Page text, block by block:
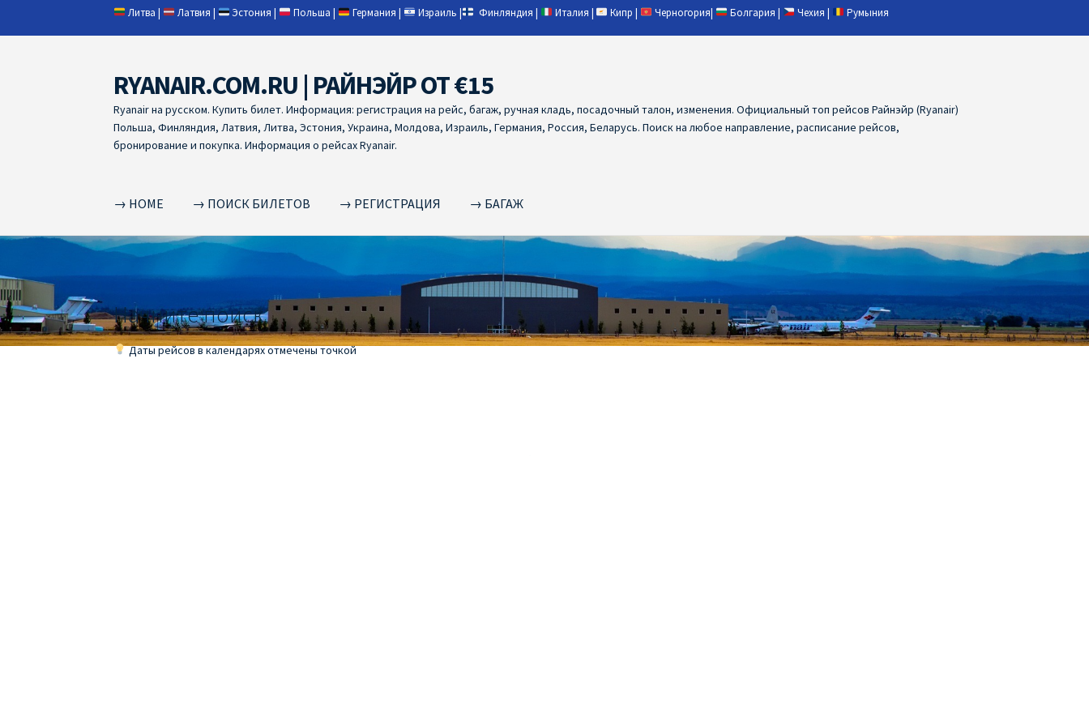
Литва | Латвия | Эстония | Польша | Германия | Израиль | Финляндия | Италия | Кипр | Черногория| Болгария | Чехия | Румыния
Skip
to
navigation
Skip
to
content
RYANAIR.COM.RU | РАЙНЭЙР ОТ €15
Ryanair на русском. Купить билет. Информация: регистрация на рейс, багаж, ручная кладь, посадочный талон, изменения. Официальный топ рейсов Райнэйр (Ryanair)
Польша, Финляндия, Латвия, Литва, Эстония, Украина, Молдова, Израиль, Германия, Россия, Беларусь. Поиск на любое направление, расписание рейсов,
бронирование и покупка. Информация о рейсах Ryanair.
→ HOME → ПОИСК БИЛЕТОВ → РЕГИСТРАЦИЯ → БАГАЖ
HomeRYANAIR | ПОИСК АВИАБИЛЕТОВ Ryanair ГерманияRyanair ГрецияRyanair дешевые авиабилеты
RYANAIR ДОБАВИТЬ БАГАЖRyanair зміниRyanair из ВаршавыRyanair из Вильнюса Ryanair из КаунасаRyanair из ЛаппеенрантыRyanair из Лондона
RYANAIR ИЗ РИГИRyanair из СтокгольмаRYANAIR ИЗ ТАЛЛИНАRyanair из ТампереRYANAIR ИЗ ЧЕХИИ | ПРАГА, ОСТРАВА, ПАРДУБИЦЕ, БРНО
Начните поиск
Даты рейсов в календарях отмечены точкой